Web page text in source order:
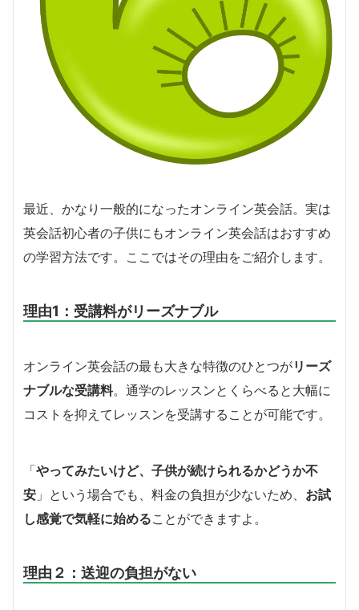
最近、かなり一般的になったオンライン英会話。実は
英会話初心者の子供にもオンライン英会話はおすすめ
の学習方法です。ここではその理由をご紹介します。
理由1：受講料がリーズナブル
オンライン英会話の最も大きな特徴のひとつがリーズ
ナブルな受講料。通学のレッスンとくらべると大幅に
コストを抑えてレッスンを受講することが可能です。
「やってみたいけど、子供が続けられるかどうか不
安 」という場合でも、料金の負担が少ないため、 お試
し感覚で気軽に始めることができますよ。
理由２：送迎の負担がない